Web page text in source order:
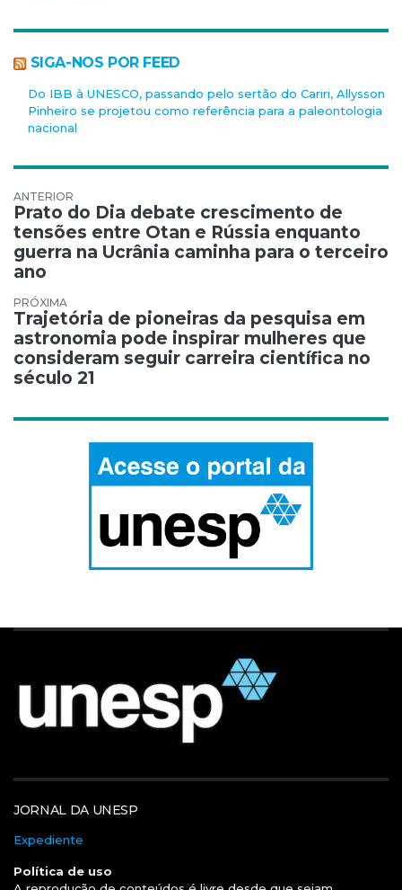
SIGA-NOS POR FEED
Do IBB à UNESCO, passando pelo sertão do Cariri, Allysson
Pinheiro se projetou como referência para a paleontologia
nacional
Navegação de Post
Prato do Dia debate crescimento de
tensões entre Otan e Rússia enquanto
guerra na Ucrânia caminha para o terceiro
ano
Trajetória de pioneiras da pesquisa em
astronomia pode inspirar mulheres que
consideram seguir carreira científica no
século 21
JORNAL DA UNESP
Expediente
Política de uso